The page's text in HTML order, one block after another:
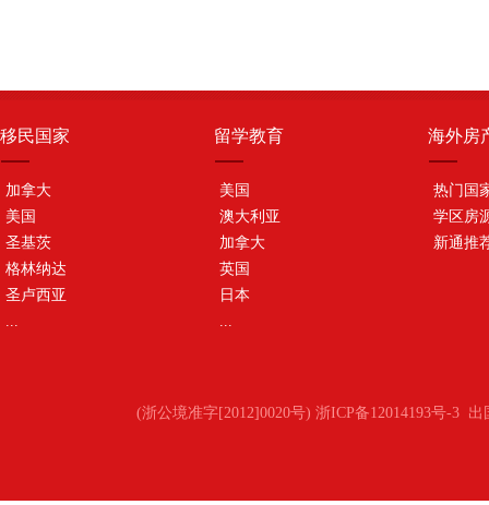
移民国家
加拿大
美国
圣基茨
格林纳达
圣卢西亚
...
留学教育
美国
澳大利亚
加拿大
英国
日本
...
海外房
热门国
学区房
新通推
(浙公境准字[2012]0020号) 浙ICP备12014193号-3 出